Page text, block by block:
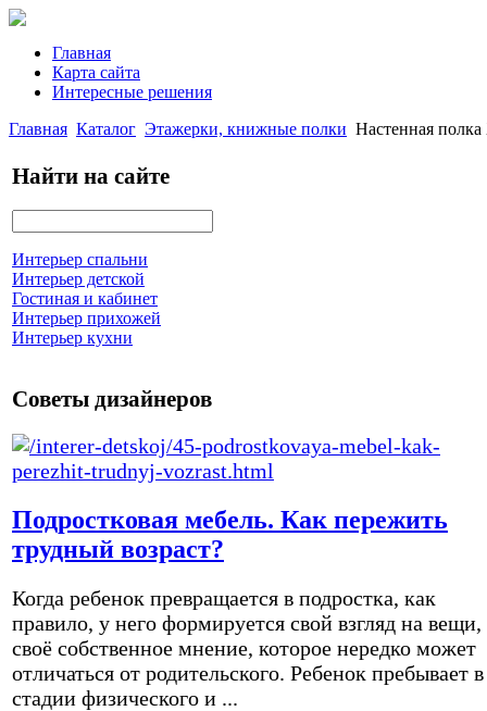
Главная
Карта сайта
Интересные решения
Главная Каталог Этажерки, книжные полки Настенная
Найти на сайте
Интерьер спальни
Интерьер детской
Гостиная и кабинет
Интерьер прихожей
Интерьер кухни
Советы дизайнеров
Подростковая мебель. Как пережить
трудный возраст?
Когда ребенок превращается в подростка, как
правило, у него формируется свой взгляд на вещи,
своё собственное мнение, которое нередко может
отличаться от родительского. Ребенок пребывает в
стадии физического и ...